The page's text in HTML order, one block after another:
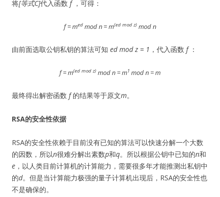
将[等式C]代入函数 f ，可得：
f = med mod n=m(ed mod z) mod n
由前面选取公钥私钥的算法可知 ed mod z = 1 ，代入函数 f ：
f = m(ed mod z) mod n = m1 mod n = m
最终得出解密函数 f的结果等于原文m。
RSA的安全性依据
RSA的安全性依赖于目前没有已知的算法可以快速分解一个大数
的因数，所以n很难分解出素数p和q。所以根据公钥中已知的n和
e ，以人类目前计算机的计算能力，需要很多年才能推测出私钥中
的d。但是当计算能力极强的量子计算机出现后，RSA的安全性也
不是确保的。